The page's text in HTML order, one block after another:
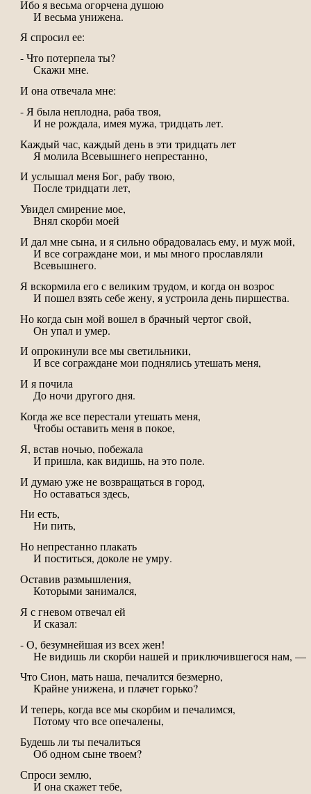
Ибо я весьма огорчена душою
И весьма унижена.
Я спросил ее:
- Что потерпела ты?
Скажи мне.
И она отвечала мне:
- Я была неплодна, раба твоя,
И не рождала, имея мужа, тридцать лет.
Каждый час, каждый день в эти тридцать лет
Я молила Всевышнего непрестанно,
И услышал меня Бог, рабу твою,
После тридцати лет,
Увидел смирение мое,
Внял скорби моей
И дал мне сына, и я сильно обрадовалась ему, и муж мой,
И все сограждане мои, и мы много прославляли
Всевышнего.
Я вскормила его с великим трудом, и когда он возрос
И пошел взять себе жену, я устроила день пиршества.
Но когда сын мой вошел в брачный чертог свой,
Он упал и умер.
И опрокинули все мы светильники,
И все сограждане мои поднялись утешать меня,
И я почила
До ночи другого дня.
Когда же все перестали утешать меня,
Чтобы оставить меня в покое,
Я, встав ночью, побежала
И пришла, как видишь, на это поле.
И думаю уже не возвращаться в город,
Но оставаться здесь,
Ни есть,
Ни пить,
Но непрестанно плакать
И поститься, доколе не умру.
Оставив размышления,
Которыми занимался,
Я с гневом отвечал ей
И сказал:
- О, безумнейшая из всех жен!
Не видишь ли скорби нашей и приключившегося нам, —
Что Сион, мать наша, печалится безмерно,
Крайне унижена, и плачет горько?
И теперь, когда все мы скорбим и печалимся,
Потому что все опечалены,
Будешь ли ты печалиться
Об одном сыне твоем?
Спроси землю,
И она скажет тебе,